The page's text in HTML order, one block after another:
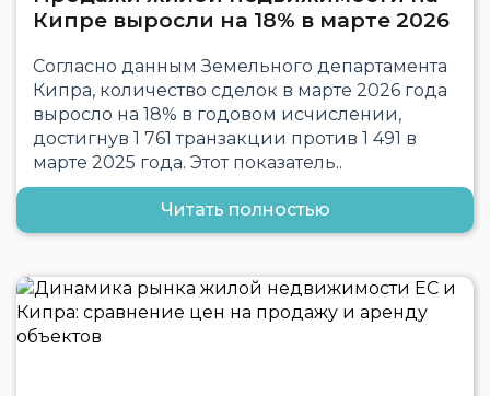
Кипре выросли на 18% в марте 2026
Согласно данным Земельного департамента
Кипра, количество сделок в марте 2026 года
выросло на 18% в годовом исчислении,
достигнув 1 761 транзакции против 1 491 в
марте 2025 года. Этот показатель..
Читать полностью